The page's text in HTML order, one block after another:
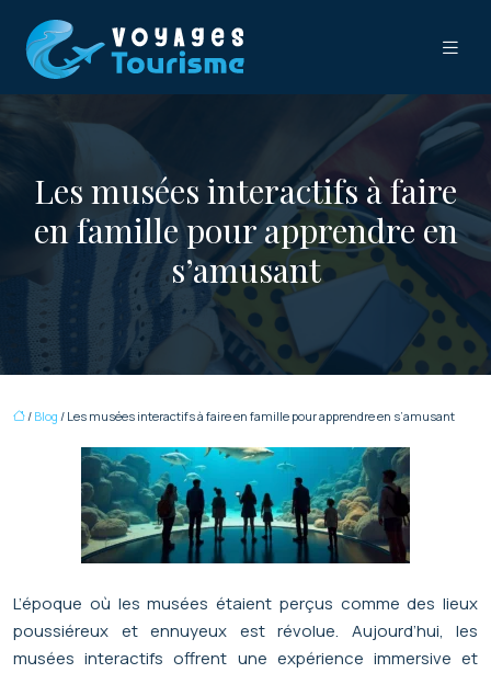
Les musées interactifs à faire
en famille pour apprendre en
s’amusant
/ Blog / Les musées interactifs à faire en famille pour apprendre en s’amusant
L’époque où les musées étaient perçus comme des lieux
poussiéreux et ennuyeux est révolue. Aujourd’hui, les
musées interactifs offrent une expérience immersive et